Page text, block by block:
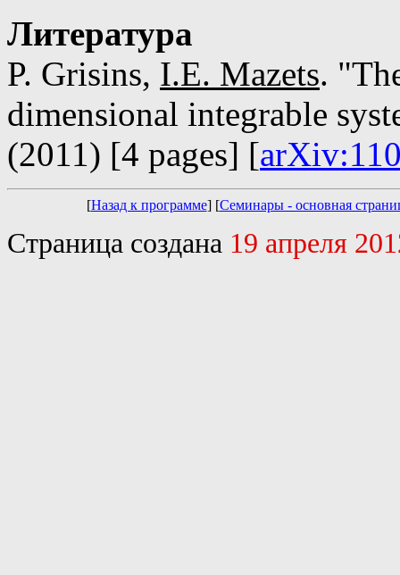
Литература
P. Grisins, I.E. Mazets.
dimensional integrable
(2011) [4 pages] [
[Назад к программе] [Семинары - основная
Страница создана 19 апреля